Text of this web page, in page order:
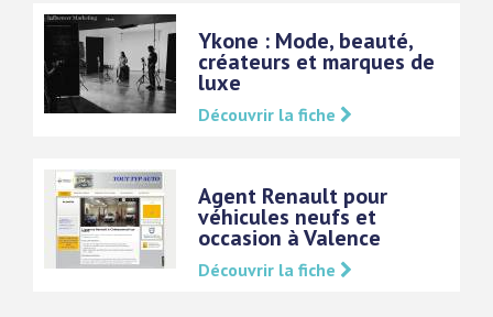
Ykone : Mode, beauté,
créateurs et marques de
luxe
Découvrir la fiche
Agent Renault pour
véhicules neufs et
occasion à Valence
Découvrir la fiche